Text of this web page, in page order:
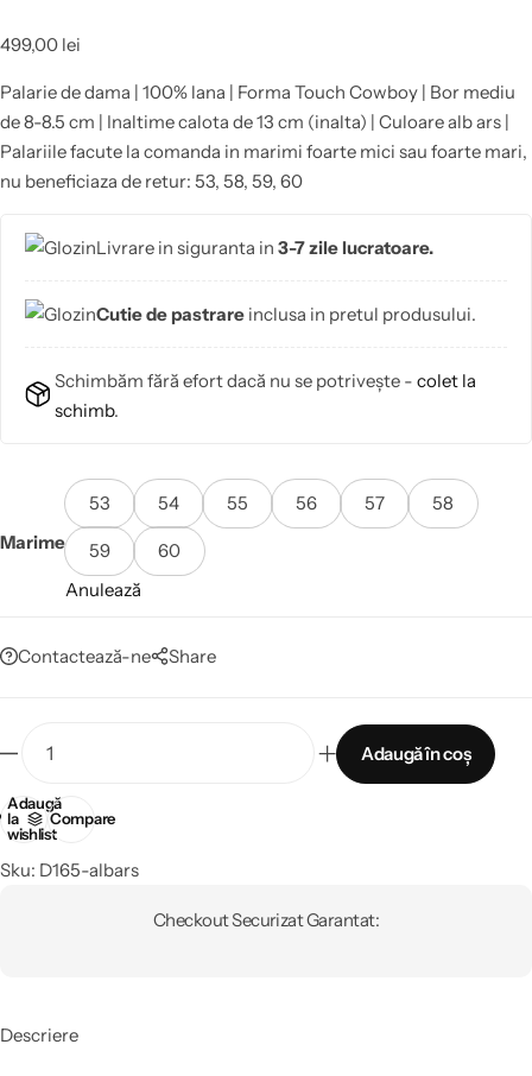
499,00 lei
Palarie de dama | 100% lana | Forma Touch Cowboy | Bor mediu
de 8-8.5 cm | Inaltime calota de 13 cm (inalta) | Culoare alb ars |
Palariile facute la comanda in marimi foarte mici sau foarte mari,
nu beneficiaza de retur: 53, 58, 59, 60
Livrare in siguranta in 3-7 zile lucratoare.
Cutie de pastrare inclusa in pretul produsului.
Schimbăm fără efort dacă nu se potrivește - colet la
schimb.
Marime
53 54 55 56 57 58
59
60
Anulează
Contactează-ne Share
Adaugă în coș
Adaugă
la
wishlist
Compare
Sku: D165-albars
Checkout Securizat Garantat:
Descriere